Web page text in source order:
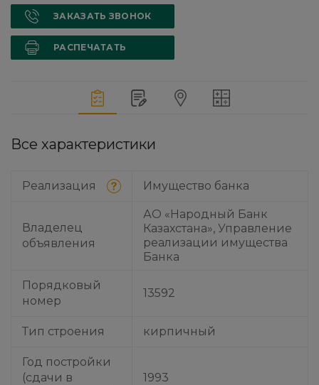
ЗАКАЗАТЬ ЗВОНОК
РАСПЕЧАТАТЬ
Все характеристики
Реализация Имущество банка
Владелец
объявления
АО «Народный Банк
Казахстана», Управление
реализации имущества
Банка
Порядковый
номер
13592
Тип строения кирпичный
Год постройки
(сдачи в
1993